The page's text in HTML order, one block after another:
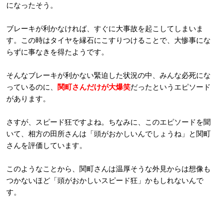
になったそう。
ブレーキが利かなければ、すぐに大事故を起こしてしまいま
す。この時はタイヤを縁石にこすりつけることで、大惨事にな
らずに事なきを得たようです。
そんなブレーキが利かない緊迫した状況の中、みんな必死にな
っているのに、 関町さんだけが大爆笑だったというエピソード
があります。
さすが、スピード狂ですよね。ちなみに、このエピソードを聞
いて、相方の田所さんは「頭がおかしいんでしょうね」と関町
さんを評価しています。
このようなことから、関町さんは温厚そうな外見からは想像も
つかないほど「頭がおかしいスピード狂」かもしれないんで
す。